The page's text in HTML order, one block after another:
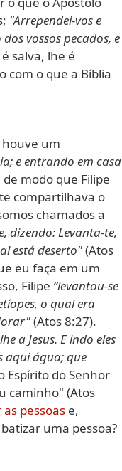
"Arrependei-vos e
vossos pecados, e
salva, lhe é
com o que a Bíblia
um
e entrando em casa
de modo que Filipe
compartilhava o
chamados a
dizendo: Levanta-te,
está deserto"(Atos
eu faça em um
Filipe “levantou-se
o qual era
(Atos 8:27).
a Jesus. E indo eles
aqui água; que
Espírito do Senhor
caminho" (Atos
pessoas e,
uma pessoa?